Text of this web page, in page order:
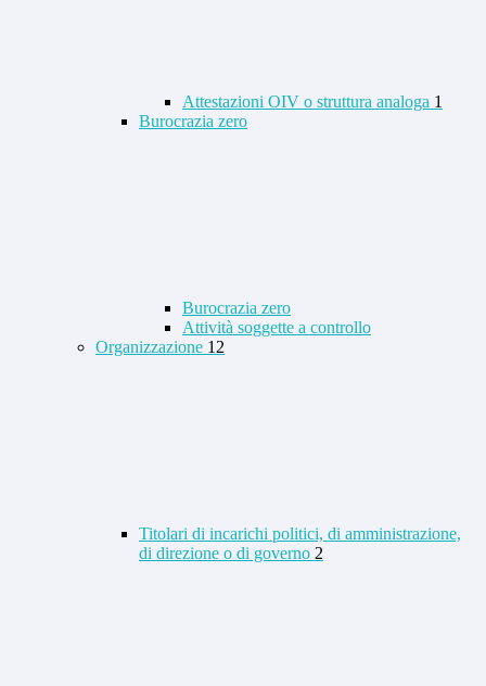
Attestazioni OIV o struttura analoga 1
Burocrazia zero
Burocrazia zero
Attività soggette a controllo
Organizzazione 12
Titolari di incarichi politici, di amministrazione,
di direzione o di governo 2